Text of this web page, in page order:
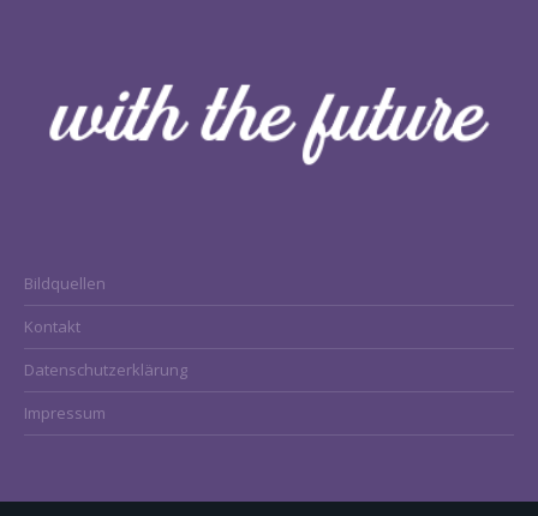
Bildquellen
Kontakt
Datenschutzerklärung
Impressum